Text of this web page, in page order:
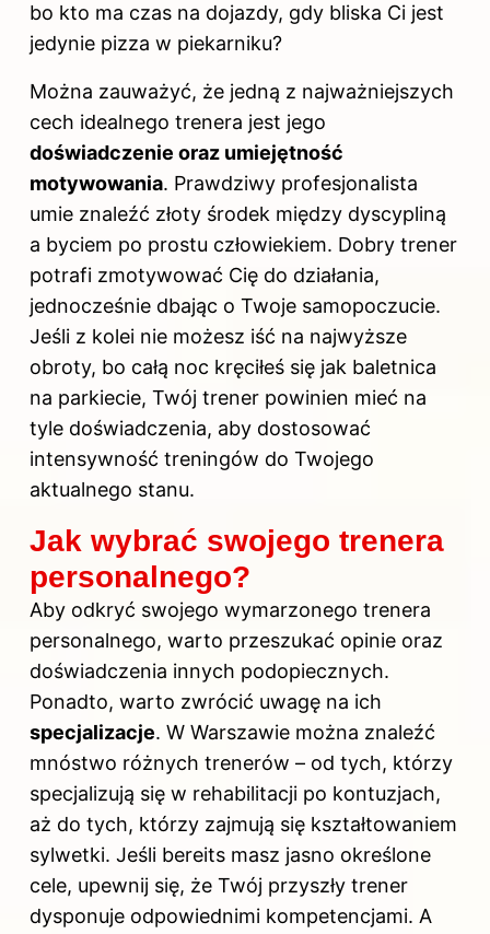
bo kto ma czas na dojazdy, gdy bliska Ci jest
jedynie pizza w piekarniku?
Można zauważyć, że jedną z najważniejszych
cech idealnego trenera jest jego
doświadczenie oraz umiejętność
motywowania. Prawdziwy profesjonalista
umie znaleźć złoty środek między dyscypliną
a byciem po prostu człowiekiem. Dobry trener
potrafi zmotywować Cię do działania,
jednocześnie dbając o Twoje samopoczucie.
Jeśli z kolei nie możesz iść na najwyższe
obroty, bo całą noc kręciłeś się jak baletnica
na parkiecie, Twój trener powinien mieć na
tyle doświadczenia, aby dostosować
intensywność treningów do Twojego
aktualnego stanu.
Jak wybrać swojego trenera
personalnego?
Aby odkryć swojego wymarzonego trenera
personalnego, warto przeszukać opinie oraz
doświadczenia innych podopiecznych.
Ponadto, warto zwrócić uwagę na ich
specjalizacje. W Warszawie można znaleźć
mnóstwo różnych trenerów – od tych, którzy
specjalizują się w rehabilitacji po kontuzjach,
aż do tych, którzy zajmują się kształtowaniem
sylwetki. Jeśli bereits masz jasno określone
cele, upewnij się, że Twój przyszły trener
dysponuje odpowiednimi kompetencjami. A